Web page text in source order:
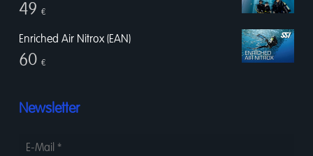
49 €
Enriched Air Nitrox (EAN)
60 €
Newsletter